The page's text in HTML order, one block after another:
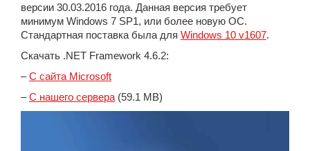
версии 30.03.2016 года. Данная версия требует
минимум Windows 7 SP1, или более новую ОС.
Стандартная поставка была для Windows 10 v1607.
Скачать .NET Framework 4.6.2:
–С сайта Microsoft
–С нашего сервера (59.1 MB)